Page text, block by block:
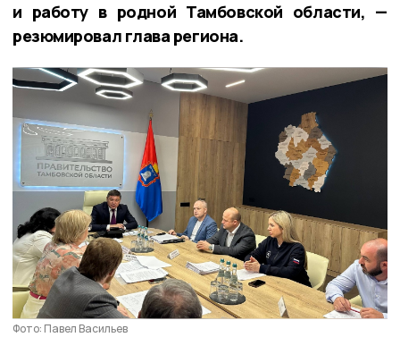
и работу в родной Тамбовской области, —
резюмировал глава региона.
Фото: Павел Васильев